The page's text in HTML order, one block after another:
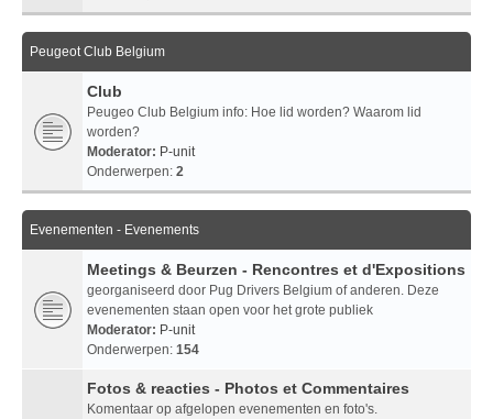
Peugeot Club Belgium
Club
Peugeo Club Belgium info: Hoe lid worden? Waarom lid
worden?
Moderator: P-unit
Onderwerpen: 2
Evenementen - Evenements
Meetings & Beurzen - Rencontres et d'Expositions
georganiseerd door Pug Drivers Belgium of anderen. Deze
evenementen staan open voor het grote publiek
Moderator: P-unit
Onderwerpen: 154
Fotos & reacties - Photos et Commentaires
Komentaar op afgelopen evenementen en foto's.